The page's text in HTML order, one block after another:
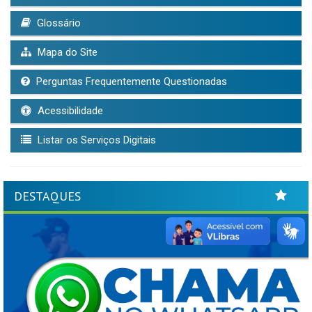
Glossário
Mapa do Site
Perguntas Frequentemente Questionadas
Acessibilidade
Listar os Serviços Digitais
DESTAQUES